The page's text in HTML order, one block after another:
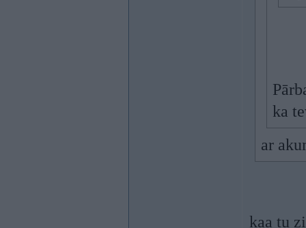
ka
ar
kaa tu